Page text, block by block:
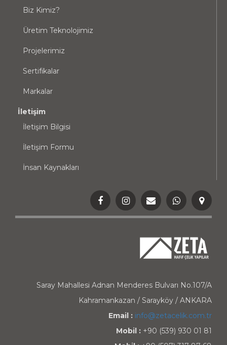
Biz Kimiz?
Üretim Teknolojimiz
Projelerimiz
Sertifikalar
Markalar
İletişim
İletişim Bilgisi
İletişim Formu
İnsan Kaynakları
Saray Mahallesi Adnan Menderes Bulvarı No.107/A
Kahramankazan / Sarayköy / ANKARA
Email : info@zetacelik.com.tr
Mobil : +90 (539) 930 01 81